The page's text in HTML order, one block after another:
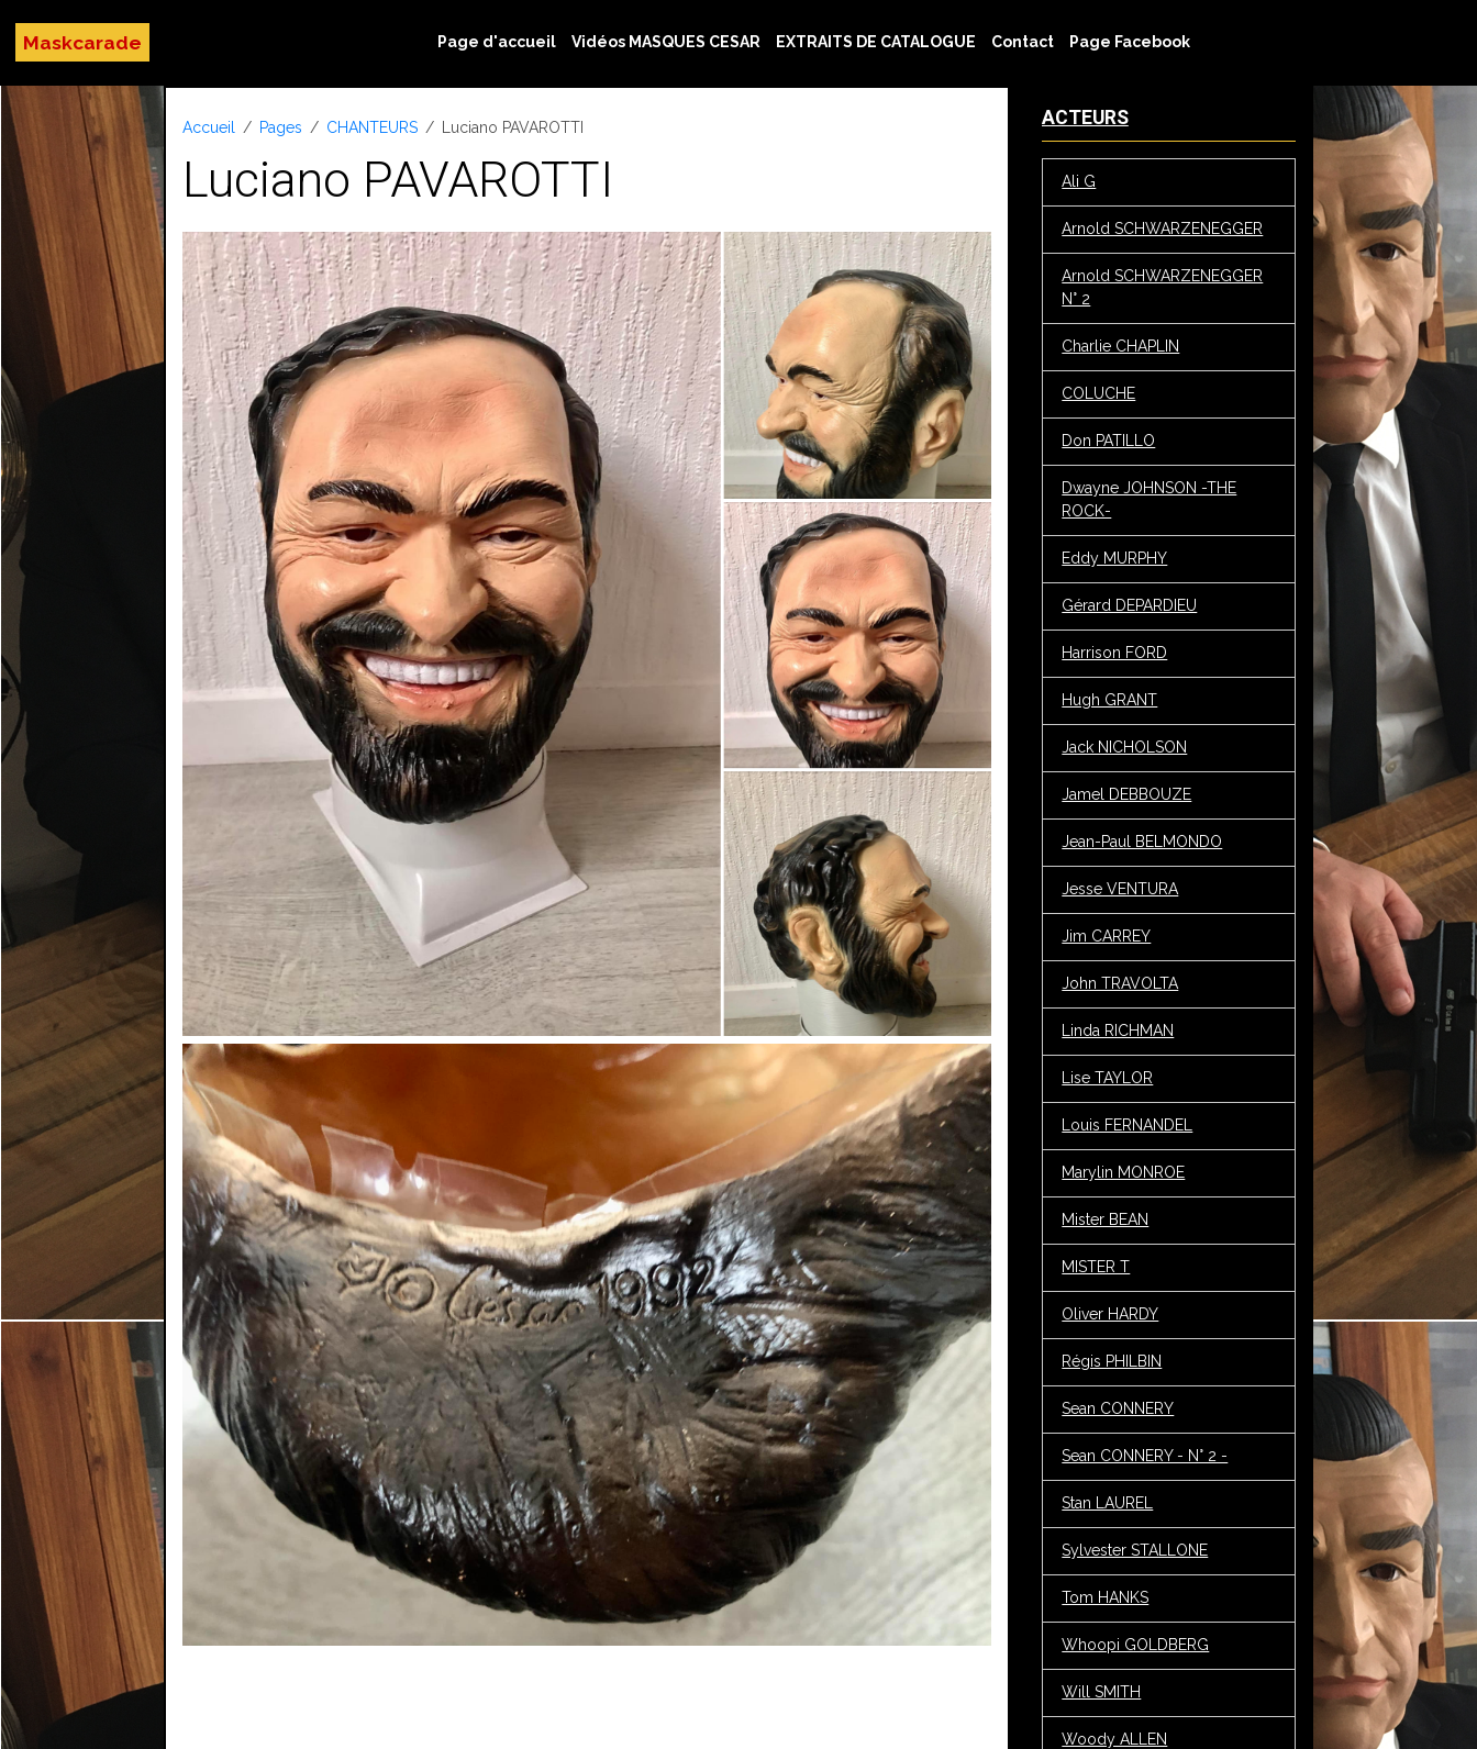
Maskcarade Page d'accueil Vidéos MASQUES CESAR EXTRAITS DE CATALOGUE Contact Page Facebook
Accueil Pages CHANTEURS Luciano PAVAROTTI
Luciano PAVAROTTI
ACTEURS
Ali G
Arnold SCHWARZENEGGER
Arnold SCHWARZENEGGER
N° 2
Charlie CHAPLIN
COLUCHE
Don PATILLO
Dwayne JOHNSON -THE
ROCK-
Eddy MURPHY
Gérard DEPARDIEU
Harrison FORD
Hugh GRANT
Jack NICHOLSON
Jamel DEBBOUZE
Jean-Paul BELMONDO
Jesse VENTURA
Jim CARREY
John TRAVOLTA
Linda RICHMAN
Lise TAYLOR
Louis FERNANDEL
Marylin MONROE
Mister BEAN
MISTER T
Oliver HARDY
Régis PHILBIN
Sean CONNERY
Sean CONNERY - N° 2 -
Stan LAUREL
Sylvester STALLONE
Tom HANKS
Whoopi GOLDBERG
Will SMITH
Woody ALLEN